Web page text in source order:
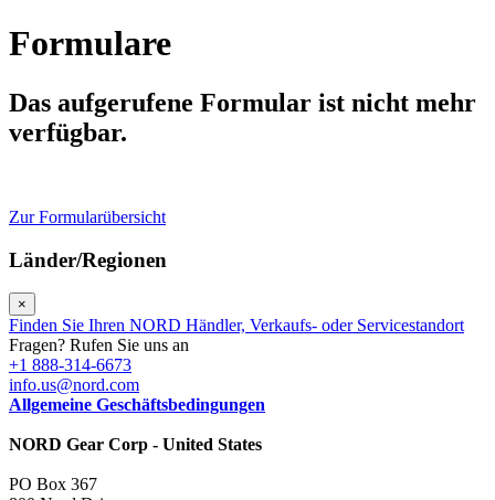
Formulare
Das aufgerufene Formular ist nicht mehr
verfügbar.
Zur Formularübersicht
Länder/Regionen
×
Finden Sie Ihren NORD Händler, Verkaufs- oder Servicestandort
Fragen? Rufen Sie uns an
+1 888-314-6673
info.us@nord.com
Allgemeine Geschäftsbedingungen
NORD Gear Corp - United States
PO Box 367